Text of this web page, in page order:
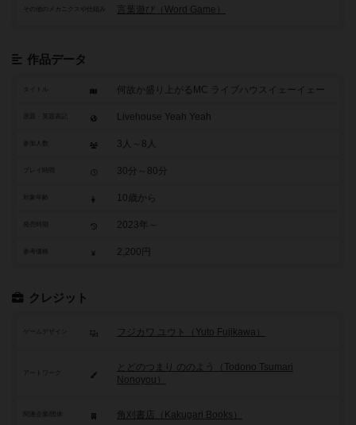
その他のメカニクスや仕組み 言葉遊び（Word Game）
作品データ
タイトル 何故か盛り上がるMC ライブハウスイェーイェー
原題・英題表記 Livehouse Yeah Yeah
参加人数 3人～8人
30分～80分
対象年齢 10歳から
2023年～
参考価格 2,200円
クレジット
ゲームデザイン フジカワ ユウト（Yuto Fujikawa）
アートワーク
とどのつまり ののよう（Todono Tsumari
Nonoyou）
角刈書店（Kakugari Books）